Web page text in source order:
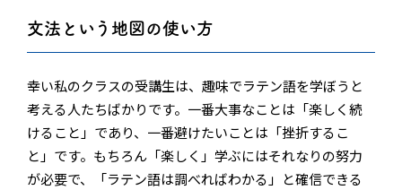
文法という地図の使い方
幸い私のクラスの受講生は、趣味でラテン語を学ぼうと
考える人たちばかりです。一番大事なことは「楽しく続
けること」であり、一番避けたいことは「挫折するこ
と」です。もちろん「楽しく」学ぶにはそれなりの努力
が必要で、「ラテン語は調べればわかる」と確信できる